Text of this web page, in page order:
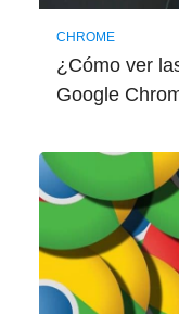
CHROME
¿Cómo ver
Google